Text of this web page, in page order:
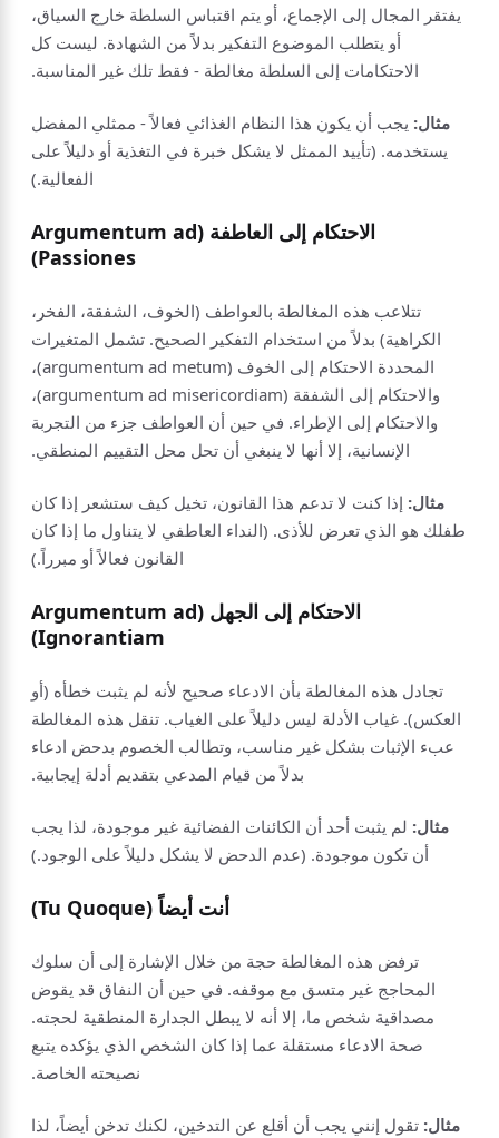
يفتقر المجال إلى الإجماع، أو يتم اقتباس السلطة خارج السياق،
أو يتطلب الموضوع التفكير بدلاً من الشهادة. ليست كل
الاحتكامات إلى السلطة مغالطة - فقط تلك غير المناسبة.
مثال: يجب أن يكون هذا النظام الغذائي فعالاً - ممثلي المفضل
يستخدمه. (تأييد الممثل لا يشكل خبرة في التغذية أو دليلاً على
الفعالية.)
الاحتكام إلى العاطفة (Argumentum ad
Passiones)
تتلاعب هذه المغالطة بالعواطف (الخوف، الشفقة، الفخر،
الكراهية) بدلاً من استخدام التفكير الصحيح. تشمل المتغيرات
المحددة الاحتكام إلى الخوف (argumentum ad metum)،
والاحتكام إلى الشفقة (argumentum ad misericordiam)،
والاحتكام إلى الإطراء. في حين أن العواطف جزء من التجربة
الإنسانية، إلا أنها لا ينبغي أن تحل محل التقييم المنطقي.
مثال: إذا كنت لا تدعم هذا القانون، تخيل كيف ستشعر إذا كان
طفلك هو الذي تعرض للأذى. (النداء العاطفي لا يتناول ما إذا كان
القانون فعالاً أو مبرراً.)
الاحتكام إلى الجهل (Argumentum ad
Ignorantiam)
تجادل هذه المغالطة بأن الادعاء صحيح لأنه لم يثبت خطأه (أو
العكس). غياب الأدلة ليس دليلاً على الغياب. تنقل هذه المغالطة
عبء الإثبات بشكل غير مناسب، وتطالب الخصوم بدحض ادعاء
بدلاً من قيام المدعي بتقديم أدلة إيجابية.
مثال: لم يثبت أحد أن الكائنات الفضائية غير موجودة، لذا يجب
أن تكون موجودة. (عدم الدحض لا يشكل دليلاً على الوجود.)
أنت أيضاً (Tu Quoque)
ترفض هذه المغالطة حجة من خلال الإشارة إلى أن سلوك
المحاجج غير متسق مع موقفه. في حين أن النفاق قد يقوض
مصداقية شخص ما، إلا أنه لا يبطل الجدارة المنطقية لحجته.
صحة الادعاء مستقلة عما إذا كان الشخص الذي يؤكده يتبع
نصيحته الخاصة.
مثال: تقول إنني يجب أن أقلع عن التدخين، لكنك تدخن أيضاً، لذا